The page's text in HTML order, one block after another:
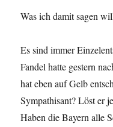
Was ich damit sagen
Es sind immer
Fandel hatte gestern
hat eben auf Gelb
Sympathisant? Löst er
Haben die Bayern alle